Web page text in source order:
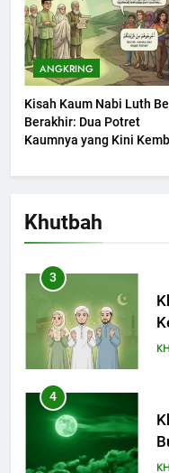
ANGKRING
Kisah Kaum Nabi Luth
Berakhir: Dua Potret
Kaumnya yang Kini
Khutbah
1
3
4